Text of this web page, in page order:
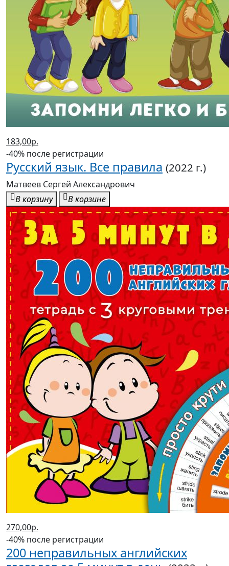
183,00р.
-40% после регистрации
Русский язык. Все правила (2022 г.)
Матвеев Сергей Александрович
В корзину
В корзине
270,00р.
-40% после регистрации
200 неправильных английских